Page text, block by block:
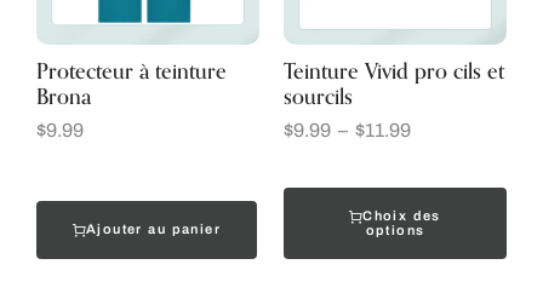
Protecteur à teinture
Brona
$9.99
Ajouter au panier
Teinture Vivid pro cils et
sourcils
$9.99 – $11.99
Choix des
options